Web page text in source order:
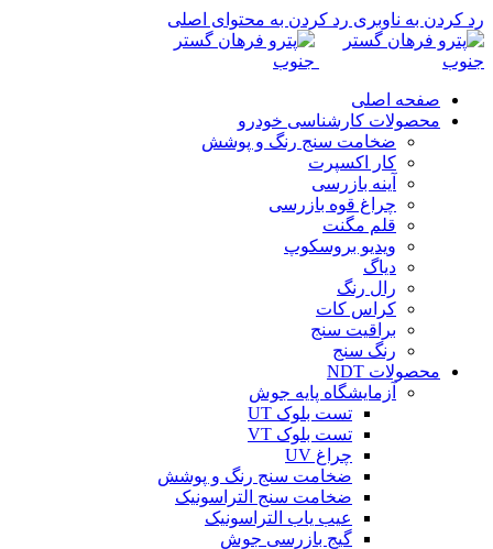
رد کردن به ناوبری رد کردن به محتوای اصلی
صفحه اصلی
محصولات کارشناسی خودرو
ضخامت سنج رنگ و پوشش
کار اکسپرت
آینه بازرسی
چراغ قوه بازرسی
قلم مگنت
ویدیو بروسکوپ
دیاگ
رال رنگ
کراس کات
براقیت سنج
رنگ سنج
محصولات NDT
آزمایشگاه پایه جوش
تست بلوک UT
تست بلوک VT
چراغ UV
ضخامت سنج رنگ و پوشش
ضخامت سنج التراسونیک
عیب یاب التراسونیک
گیج بازرسی جوش